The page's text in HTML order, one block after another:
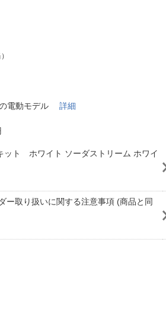
の電動モデル詳細
ト ホワイト ソーダストリーム ホワイ
ー取り扱いに関する注意事項 (商品と同